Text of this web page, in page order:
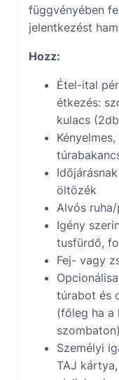
függvényében
jelentkezést
Hozz:
Étel-ital
étkezés:
kulacs
öltözék
Alvós
Igény
tusfürdő,
Fej- vagy
túrabot és
(főleg ha a
szombaton)
Személyi
TAJ